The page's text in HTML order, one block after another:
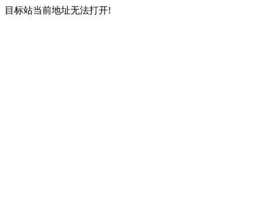
目标站当前地址无法打开!